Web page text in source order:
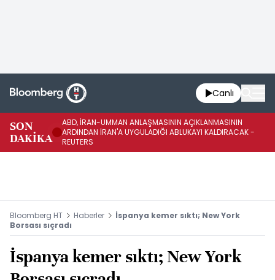
Canlı
SON
DAKİKA
ABD, İRAN-UMMAN ANLAŞMASININ AÇIKLANMASININ
ARDINDAN İRAN'A UYGULADIĞI ABLUKAYI KALDIRACAK -
REUTERS
Bloomberg HT Haberler
İspanya kemer sıktı; New York
Borsası sıçradı
İspanya kemer sıktı; New York